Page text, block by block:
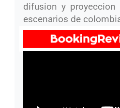
difusion y
escenarios de